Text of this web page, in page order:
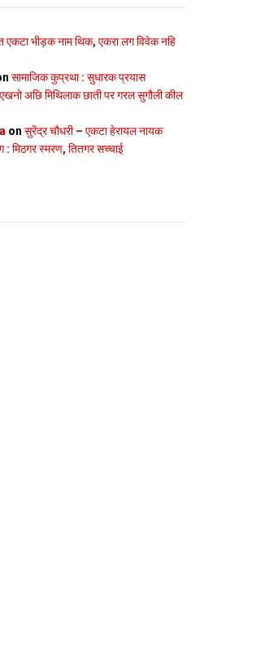
एकटा भीड़क नाम थिक, एकरा लग विवेक नहि
सामाजिक कुप्रथा : सुधारक प्रयास
एखनो अछि मिथिलाक छाती पर गरल सुगौली कील
on सुरेंद्र चौधरी – एकटा हेरायल नायक
: मिठगर स्‍मरण, तितगर सच्‍चाई